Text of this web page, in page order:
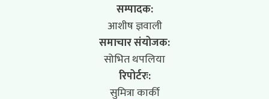
सम्पादक:
आशीष ज्ञवाली
समाचार संयोजक:
सोभित थपलिया
रिपोर्टरः:
सुमित्रा कार्की